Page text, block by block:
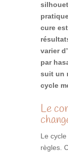
cure
varier
par
suit un
cycle
Le
Le
règles.